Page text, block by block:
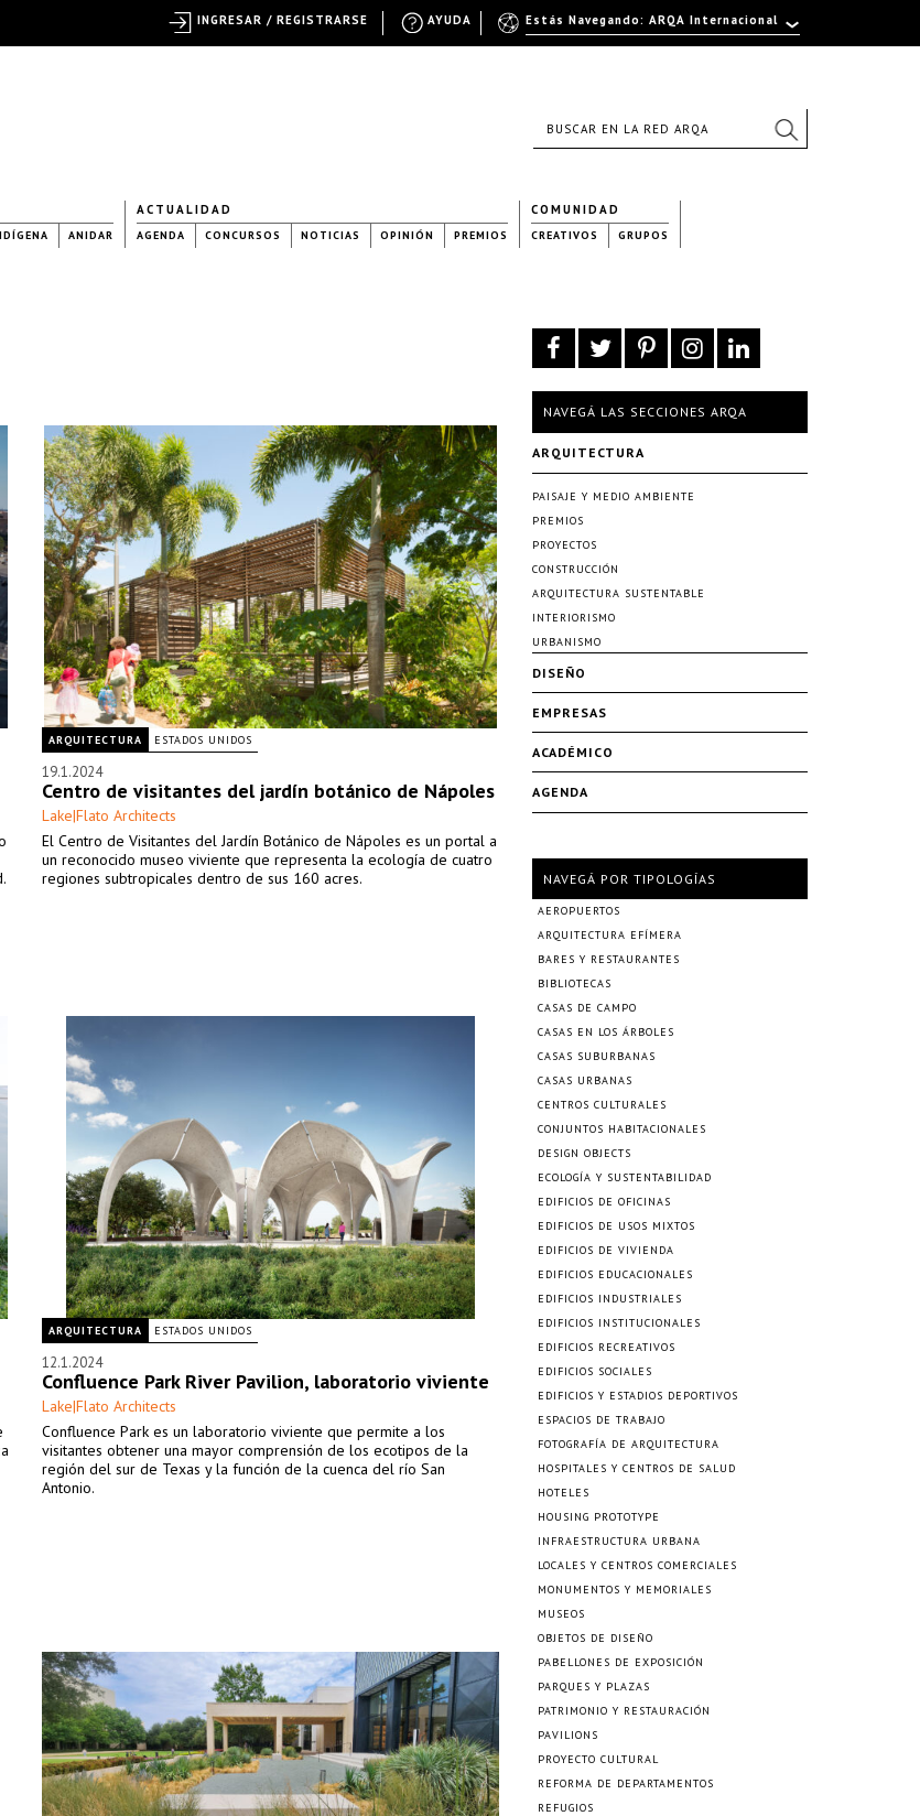
ANIDAR
ACTUALIDAD
AGENDA CONCURSOS NOTICIAS OPINIÓN PREMIOS
COMUNIDAD
CREATIVOS GRUPOS
ARQUITECTURA ESTADOS UNIDOS
19.1.2024
Centro de visitantes del jardín botánico de Nápoles
Lake|Flato Architects
El Centro de Visitantes del Jardín Botánico de Nápoles es un portal a
un reconocido museo viviente que representa la ecología de cuatro
regiones subtropicales dentro de sus 160 acres.
ARQUITECTURA ESTADOS UNIDOS
12.1.2024
Confluence Park River Pavilion, laboratorio viviente
Lake|Flato Architects
Confluence Park es un laboratorio viviente que permite a los
visitantes obtener una mayor comprensión de los ecotipos de la
región del sur de Texas y la función de la cuenca del río San
Antonio.
NAVEGÁ LAS SECCIONES ARQA
ARQUITECTURA
PAISAJE Y MEDIO AMBIENTE
PREMIOS
PROYECTOS
CONSTRUCCIÓN
ARQUITECTURA SUSTENTABLE
INTERIORISMO
URBANISMO
DISEÑO
EMPRESAS
ACADÉMICO
AGENDA
NAVEGÁ POR TIPOLOGÍAS
AEROPUERTOS
ARQUITECTURA EFÍMERA
BARES Y RESTAURANTES
BIBLIOTECAS
CASAS DE CAMPO
CASAS EN LOS ÁRBOLES
CASAS SUBURBANAS
CASAS URBANAS
CENTROS CULTURALES
CONJUNTOS HABITACIONALES
DESIGN OBJECTS
ECOLOGÍA Y SUSTENTABILIDAD
EDIFICIOS DE OFICINAS
EDIFICIOS DE USOS MIXTOS
EDIFICIOS DE VIVIENDA
EDIFICIOS EDUCACIONALES
EDIFICIOS INDUSTRIALES
EDIFICIOS INSTITUCIONALES
EDIFICIOS RECREATIVOS
EDIFICIOS SOCIALES
EDIFICIOS Y ESTADIOS DEPORTIVOS
ESPACIOS DE TRABAJO
FOTOGRAFÍA DE ARQUITECTURA
HOSPITALES Y CENTROS DE SALUD
HOTELES
HOUSING PROTOTYPE
INFRAESTRUCTURA URBANA
LOCALES Y CENTROS COMERCIALES
MONUMENTOS Y MEMORIALES
MUSEOS
OBJETOS DE DISEÑO
PABELLONES DE EXPOSICIÓN
PARQUES Y PLAZAS
PATRIMONIO Y RESTAURACIÓN
PAVILIONS
PROYECTO CULTURAL
REFORMA DE DEPARTAMENTOS
REFUGIOS
Estás Navegando: ARQA Internacional
AYUDA
INGRESAR / REGISTRARSE